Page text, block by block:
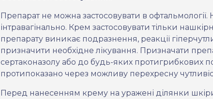
Препарат не можна застосовувати в
інтравагінально. Крем застосовувати тільки
препарату виникає подразнення, реакції
призначити необхідне лікування. Призначати
сертаконазолу або до будь-яких протигрибкових
протипоказано через можливу перехресну
Перед нанесенням крему на уражені ділянки